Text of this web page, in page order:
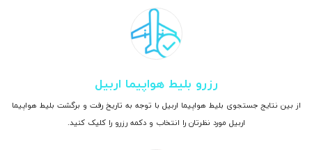
رزرو بلیط هواپیما اربیل
از بین نتایج جستجوی بلیط هواپیما اربیل با توجه به تاریخ رفت و برگشت بلیط هواپیما
اربیل مورد نظرتان را انتخاب و دکمه رزرو را کلیک کنید.